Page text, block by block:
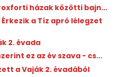
házak közötti bajn...
- Érkezik a Tíz apró lélegzet
2. évada
ez az év szava - cs...
a Vaják 2. évadából